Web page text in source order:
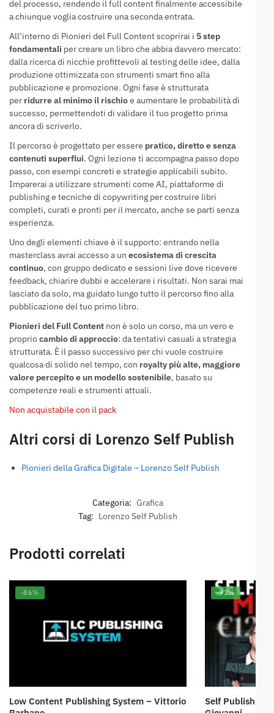
del processo, rendendo il full content finalmente accessibile
a chiunque voglia costruire una seconda entrata.
All’interno di Pionieri del Full Content scoprirai i 5 step
fondamentali per creare un libro che abbia davvero mercato:
dalla ricerca di nicchie profittevoli al testing delle idee, dalla
produzione ottimizzata con strumenti smart fino alla
pubblicazione e promozione. Ogni fase è strutturata
per ridurre al minimo il rischioe aumentare le probabilità di
successo, permettendoti di validare il tuo progetto prima
ancora di scriverlo.
Il percorso è progettato per essere pratico, diretto e senza
contenuti superflui. Ogni lezione ti accompagna passo dopo
passo, con esempi concreti e strategie applicabili subito.
Imparerai a utilizzare strumenti come AI, piattaforme di
publishing e tecniche di copywriting per costruire libri
completi, curati e pronti per il mercato, anche se parti senza
esperienza.
Uno degli elementi chiave è il supporto: entrando nella
masterclass avrai accesso a un ecosistema di crescita
continuo, con gruppo dedicato e sessioni live dove ricevere
feedback, chiarire dubbi e accelerare i risultati. Non sarai mai
lasciato da solo, ma guidato lungo tutto il percorso fino alla
pubblicazione del tuo primo libro.
Pionieri del Full Content non è solo un corso, ma un vero e
propriocambio di approccio: da tentativi casuali a strategia
strutturata. È il passo successivo per chi vuole costruire
qualcosa di solido nel tempo, con royalty più alte, maggiore
valore percepito e un modello sostenibile, basato su
competenze reali e strumenti attuali.
Non acquistabile con il pack
Altri corsi di Lorenzo Self Publish
Pionieri della Grafica Digitale – Lorenzo Self Publish
Categoria: Grafica
Tag: Lorenzo Self Publish
Prodotti correlati
-86%
Low Content Publishing System – Vittorio
-92%
Self Publishing